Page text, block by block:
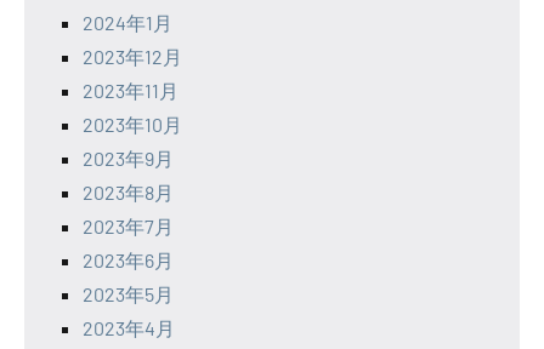
2024年1月
2023年12月
2023年11月
2023年10月
2023年9月
2023年8月
2023年7月
2023年6月
2023年5月
2023年4月